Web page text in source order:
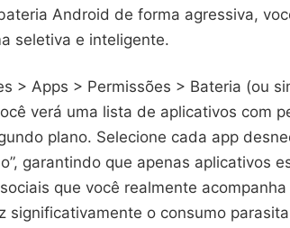
Android de forma agressiva,
seletiva e inteligente.
> Apps > Permissões > Bateria (ou
verá uma lista de aplicativos com
plano. Selecione cada app
garantindo que apenas aplicativos
que você realmente
significativamente o consumo